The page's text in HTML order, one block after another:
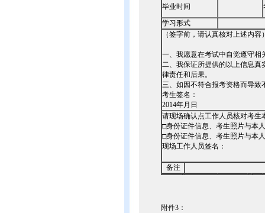
毕业时间
学习形式
（签字前，请认真核对上述内容
一、我愿意在考试中自觉遵守相
二、我保证所提供的以上信息真
律责任和后果。
三、如因不符合报考资格而导致
考生签名：
2014年月日
请现场确认点工作人员核对考生
□身份证件信息、考生照片与本
□身份证件信息、考生照片与本
现场工作人员签名：
备注
附件3：